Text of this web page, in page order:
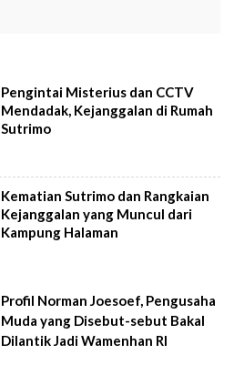
Pengintai Misterius dan CCTV
Mendadak, Kejanggalan di Rumah
Sutrimo
Kematian Sutrimo dan Rangkaian
Kejanggalan yang Muncul dari
Kampung Halaman
Profil Norman Joesoef, Pengusaha
Muda yang Disebut-sebut Bakal
Dilantik Jadi Wamenhan RI